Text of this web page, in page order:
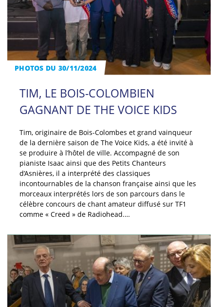
PHOTOS DU 30/11/2024
TIM, LE BOIS-COLOMBIEN
GAGNANT DE THE VOICE KIDS
Tim, originaire de Bois-Colombes et grand vainqueur
de la dernière saison de The Voice Kids, a été invité à
se produire à l’hôtel de ville. Accompagné de son
pianiste Isaac ainsi que des Petits Chanteurs
d’Asnières, il a interprété des classiques
incontournables de la chanson française ainsi que les
morceaux interprétés lors de son parcours dans le
célèbre concours de chant amateur diffusé sur TF1
comme « Creed » de Radiohead.…